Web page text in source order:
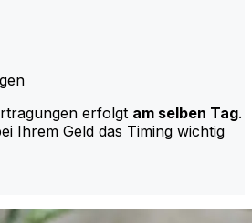
erfolgt am selben Tag.
Ihrem Geld das Timing wichtig